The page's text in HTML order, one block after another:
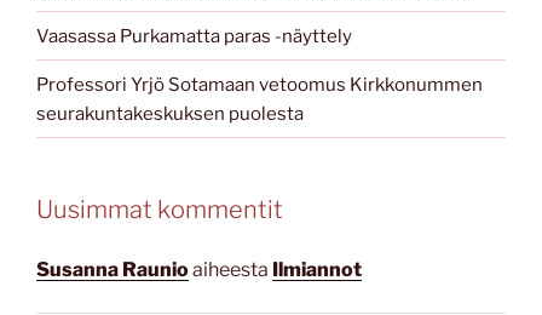
Vaasassa Purkamatta paras -näyttely
Professori Yrjö Sotamaan vetoomus Kirkkonummen
seurakuntakeskuksen puolesta
Uusimmat kommentit
Susanna Raunioaiheesta Ilmiannot